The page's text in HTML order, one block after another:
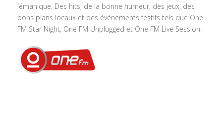
lémanique. Des hits, de la bonne humeur, des jeux, des
bons plans locaux et des événements festifs tels que One
FM Star Night, One FM Unplugged et One FM Live Session.